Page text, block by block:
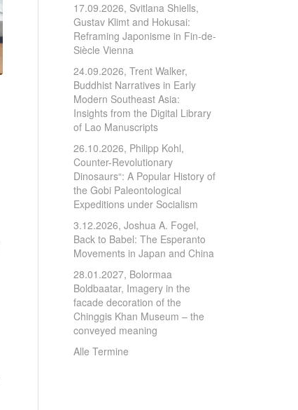
17.09.2026, Svitlana Shiells,
Gustav Klimt and Hokusai:
Reframing Japonisme in Fin-de-
Siècle Vienna
24.09.2026, Trent Walker,
Buddhist Narratives in Early
Modern Southeast Asia:
Insights from the Digital Library
of Lao Manuscripts
26.10.2026, Philipp Kohl,
Counter-Revolutionary
Dinosaurs“: A Popular History of
the Gobi Paleontological
Expeditions under Socialism
3.12.2026, Joshua A. Fogel,
Back to Babel: The Esperanto
Movements in Japan and China
28.01.2027, Bolormaa
Boldbaatar, Imagery in the
facade decoration of the
Chinggis Khan Museum – the
conveyed meaning
Alle Termine